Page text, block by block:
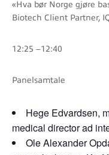
«Hva bør Norge gjøre
Biotech Client Partner,
12:25 –12:40
Panelsamtale
Hege Edvardsen,
medical director ad
Ole Alexander